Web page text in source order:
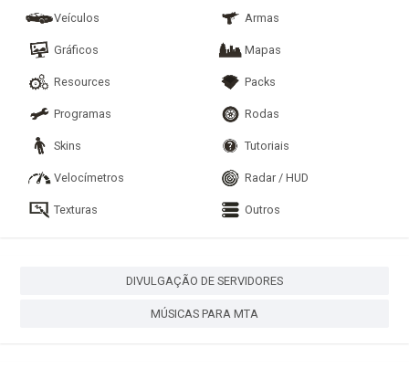
Veículos Armas
Gráficos Mapas
Resources Packs
Programas Rodas
Skins Tutoriais
Velocímetros Radar / HUD
Texturas Outros
DIVULGAÇÃO DE SERVIDORES
MÚSICAS PARA MTA